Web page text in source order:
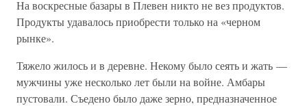
На воскресные базары в Плевен никто не вез продуктов.
Продукты удавалось приобрести только на «черном
рынке».
Тяжело жилось и в деревне. Некому было сеять и жать —
мужчины уже несколько лет были на войне. Амбары
пустовали. Съедено было даже зерно, предназначенное